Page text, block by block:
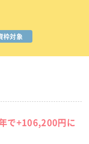
枠対象
で+106,200円に